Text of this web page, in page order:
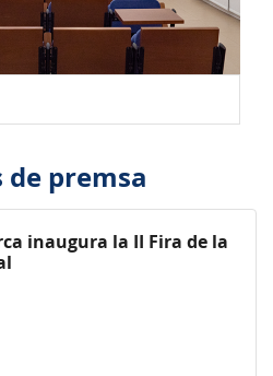
premsa
inaugura la II Fira de la